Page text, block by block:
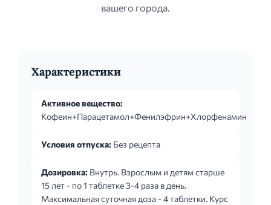
вашего города.
Характеристики
Активное вещество:
Кофеин+Парацетамол+Фенилэфрин+Хлорфенамин
Условия отпуска: Без рецепта
Дозировка: Внутрь. Взрослым и детям старше
15 лет - по 1 таблетке 3-4 раза в день.
Максимальная суточная доза - 4 таблетки. Курс